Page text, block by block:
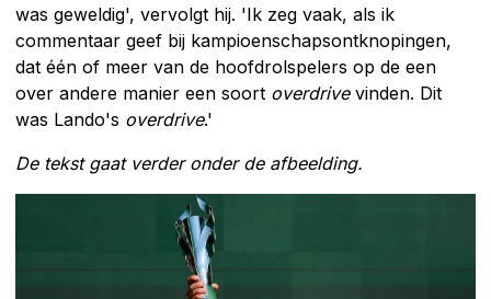
was geweldig', vervolgt hij. 'Ik zeg vaak, als ik
commentaar geef bij kampioenschapsontknopingen,
dat één of meer van de hoofdrolspelers op de een
over andere manier een soort overdrivevinden. Dit
was Lando's overdrive.'
De tekst gaat verder onder de afbeelding.